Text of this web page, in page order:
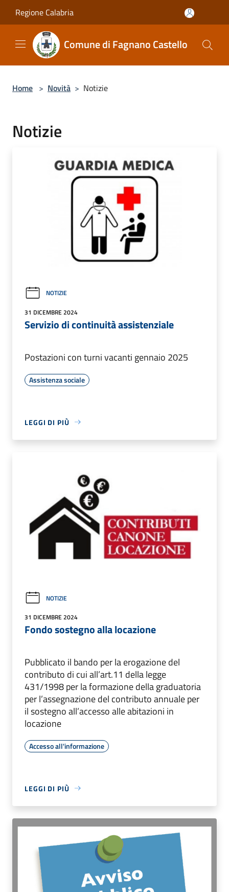
Regione Calabria
Comune di Fagnano Castello
Home > Novità > Notizie
Notizie
NOTIZIE
31 DICEMBRE 2024
Servizio di continuità assistenziale
Postazioni con turni vacanti gennaio 2025
Assistenza sociale
LEGGI DI PIÙ
NOTIZIE
31 DICEMBRE 2024
Fondo sostegno alla locazione
Pubblicato il bando per la erogazione del
contributo di cui all’art.11 della legge
431/1998 per la formazione della graduatoria
per l’assegnazione del contributo annuale per
il sostegno all’accesso alle abitazioni in
locazione
Accesso all'informazione
LEGGI DI PIÙ